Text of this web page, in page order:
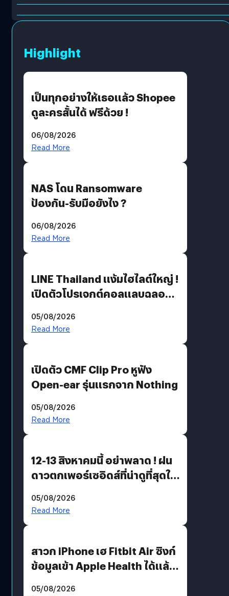
Highlight
เป็นทุกอย่างให้เธอแล้ว Shopee
ดูละครสั้นได้ ฟรีด้วย !
06/08/2026
Read More
NAS โดน Ransomware
ป้องกัน-รับมือยังไง ?
06/08/2026
Read More
LINE Thailand แง้มไฮไลต์ใหญ่ !
เปิดตัวโปรเจกต์คอลแลบฉลอง
Moon x LINE FRIENDS
05/08/2026
Read More
เปิดตัว CMF Clip Pro หูฟัง
Open-ear รุ่นแรกจาก Nothing
05/08/2026
Read More
12-13 สิงหาคมนี้ อย่าพลาด ! ฝน
ดาวตกเพอร์เซอิดส์ที่น่าดูที่สุดใน
05/08/2026
Read More
สาวก iPhone เฮ Fitbit Air ซิงก์
ข้อมูลเข้า Apple Health ได้แล้ว
05/08/2026